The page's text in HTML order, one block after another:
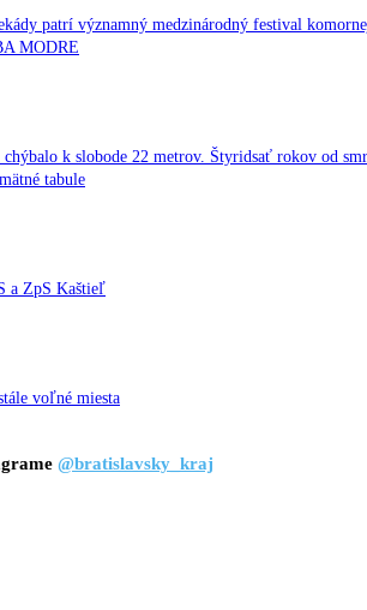
patrí významný medzinárodný festival
MODRE
k slobode 22 metrov. Štyridsať rokov od
tabule
a ZpS Kaštieľ
voľné miesta
@bratislavsky_kraj